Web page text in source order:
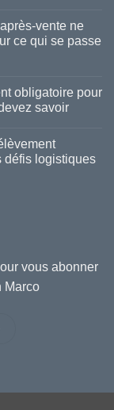
vente ne
ce qui se passe
obligatoire pour
savoir
défis logistiques
vous abonner
Marco